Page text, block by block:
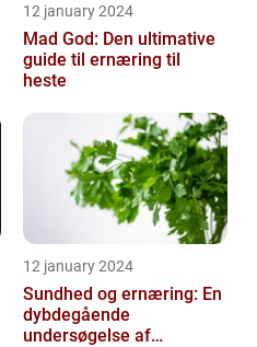
12 january 2024
Mad God: Den ultimative
guide til ernæring til
heste
12 january 2024
Sundhed og ernæring: En
dybdegående
undersøgelse af